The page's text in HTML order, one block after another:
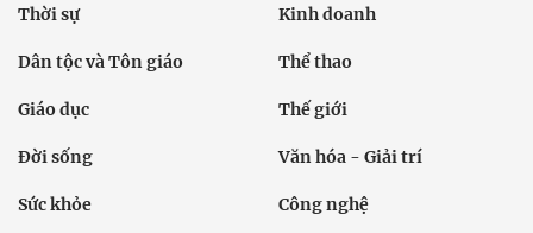
Thời sự Kinh doanh
Dân tộc và Tôn giáo Thể thao
Giáo dục Thế giới
Đời sống Văn hóa - Giải trí
Sức khỏe Công nghệ